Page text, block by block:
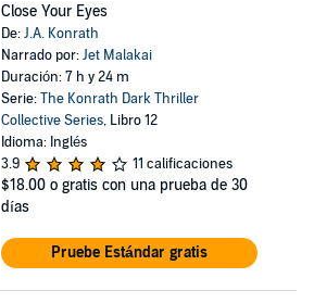
Close Your Eyes
De:J.A. Konrath
Narrado por:Jet Malakai
Duración: 7 h y 24 m
Serie:The Konrath Dark Thriller
Collective Series, Libro 12
Idioma: Inglés
3.9
11 calificaciones
$18.00 o gratis con una prueba de 30
días
Pruebe Estándar gratis